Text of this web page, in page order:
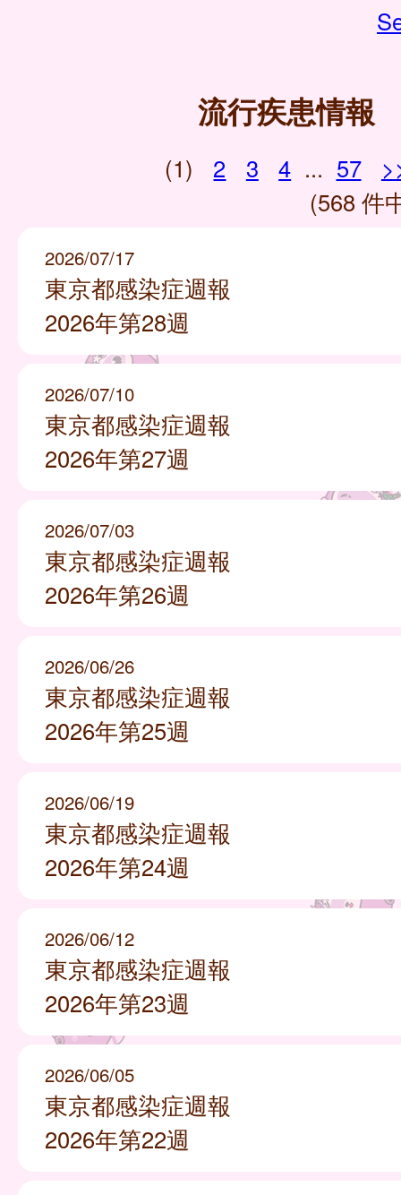
流行疾患情報
(1) 2 3 4 ... 57
(568 件
2026/07/17
東京都感染症週報
2026年第28週
2026/07/10
東京都感染症週報
2026年第27週
2026/07/03
東京都感染症週報
2026年第26週
2026/06/26
東京都感染症週報
2026年第25週
2026/06/19
東京都感染症週報
2026年第24週
2026/06/12
東京都感染症週報
2026年第23週
2026/06/05
東京都感染症週報
2026年第22週